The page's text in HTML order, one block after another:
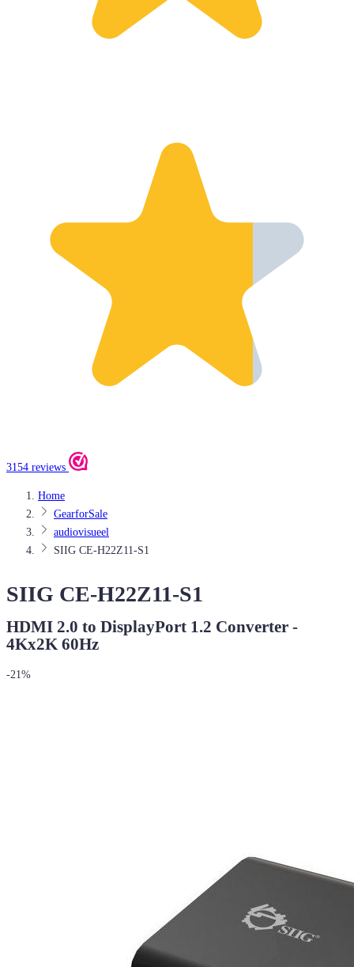
3154 reviews
Home
GearforSale
audiovisueel
SIIG CE-H22Z11-S1
SIIG CE-H22Z11-S1
HDMI 2.0 to DisplayPort 1.2 Converter -
4Kx2K 60Hz
-21%